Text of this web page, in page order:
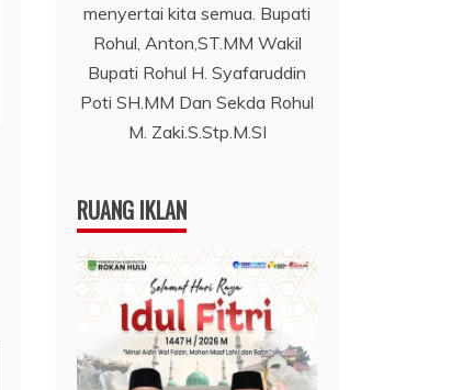
menyertai kita semua. Bupati
Rohul, Anton,ST.MM Wakil
Bupati Rohul H. Syafaruddin
Poti SH.MM Dan Sekda Rohul
M. Zaki.S.Stp.M.SI
RUANG IKLAN